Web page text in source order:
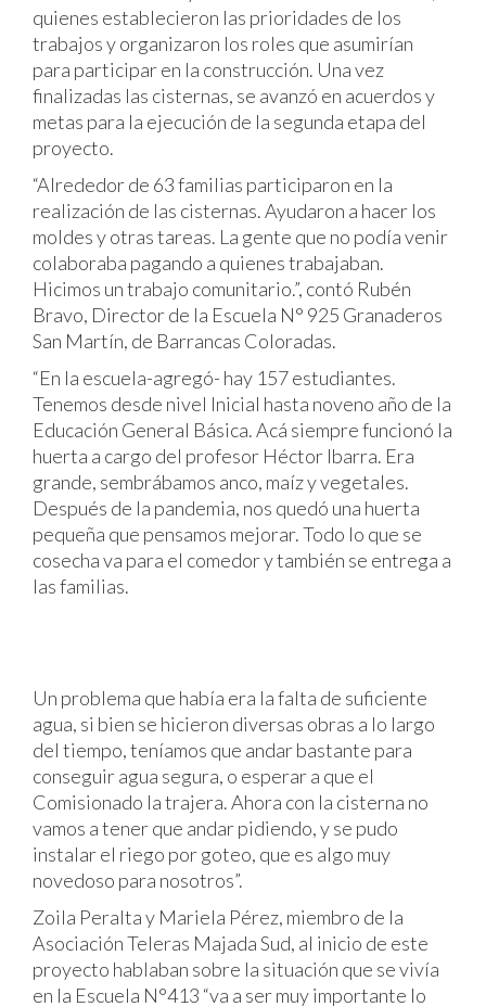
quienes establecieron las prioridades de los
trabajos y organizaron los roles que asumirían
para participar en la construcción. Una vez
finalizadas las cisternas, se avanzó en acuerdos y
metas para la ejecución de la segunda etapa del
proyecto.
“Alrededor de 63 familias participaron en la
realización de las cisternas. Ayudaron a hacer los
moldes y otras tareas. La gente que no podía venir
colaboraba pagando a quienes trabajaban.
Hicimos un trabajo comunitario.”, contó Rubén
Bravo, Director de la Escuela N° 925 Granaderos
San Martín, de Barrancas Coloradas.
“En la escuela-agregó- hay 157 estudiantes.
Tenemos desde nivel Inicial hasta noveno año de la
Educación General Básica. Acá siempre funcionó la
huerta a cargo del profesor Héctor Ibarra. Era
grande, sembrábamos anco, maíz y vegetales.
Después de la pandemia, nos quedó una huerta
pequeña que pensamos mejorar. Todo lo que se
cosecha va para el comedor y también se entrega a
las familias.
Un problema que había era la falta de suficiente
agua, si bien se hicieron diversas obras a lo largo
del tiempo, teníamos que andar bastante para
conseguir agua segura, o esperar a que el
Comisionado la trajera. Ahora con la cisterna no
vamos a tener que andar pidiendo, y se pudo
instalar el riego por goteo, que es algo muy
novedoso para nosotros”.
Zoila Peralta y Mariela Pérez, miembro de la
Asociación Teleras Majada Sud, al inicio de este
proyecto hablaban sobre la situación que se vivía
en la Escuela N°413 “va a ser muy importante lo